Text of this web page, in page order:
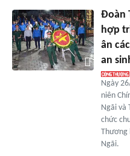
Đoàn
hợp
ân
an
Ngày
niên
Ngãi và
chức
Thương
Ngãi.